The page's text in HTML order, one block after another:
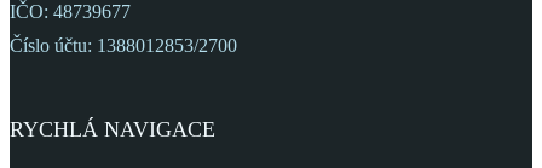
IČO: 48739677
Číslo účtu: 1388012853/2700
RYCHLÁ NAVIGACE